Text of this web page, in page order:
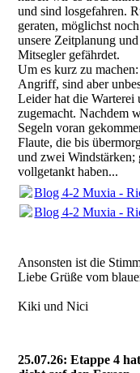
und sind losgefahren.
geraten, möglichst
unsere Zeitplanung
Mitsegler gefährdet.
Um es kurz zu
Angriff, sind aber
Leider hat die Warterei
zugemacht. Nachdem
Segeln voran
Flaute, die bis
und zwei Windstärken;
vollgetankt haben...
Blog 4-2 Muxia -
Blog 4-2 Muxia -
Ansonsten ist die
Liebe Grüße vom
Kiki und Nici
25.07.26: Etappe 4